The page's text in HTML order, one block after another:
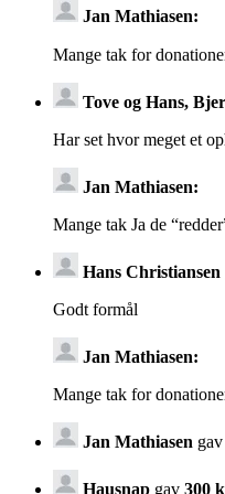
Jan Mathiasen:
Mange tak for
Tove og Hans,
Har set hvor meget et
Jan Mathiasen:
Mange tak Ja de
Hans Christiansen
Godt formål
Jan Mathiasen:
Mange tak for
Jan Mathiasen gav
Hausnap gav 300